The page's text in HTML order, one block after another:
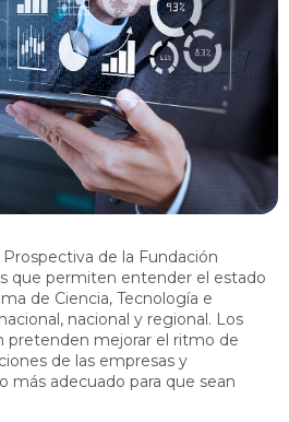
de la Fundación
que permiten entender el estado
de Ciencia, Tecnología e
nacional y regional. Los
pretenden mejorar el ritmo de
de las empresas y
más adecuado para que sean